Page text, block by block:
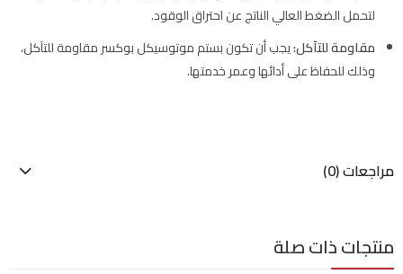
لتحمل الضغط العالي الناتج عن احتراق الوقود.
مقاومة للتآكل:يجب أن تكون بستم موتوسيكل بوكسر مقاومة للتآكل،
وذلك للحفاظ على أدائها وعمر خدمتها.
مراجعات (0)
منتجات ذات صلة